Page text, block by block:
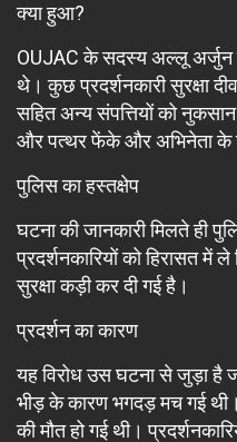
क्या हुआ?
OUJAC के सदस्य अल्लू अर्जुन
थे। कुछ प्रदर्शनकारी सुरक्षा
सहित अन्य संपत्तियों को
और पत्थर फेंके और अभिनेता के
पुलिस का हस्तक्षेप
घटना की जानकारी मिलते ही
प्रदर्शनकारियों को हिरासत में
सुरक्षा कड़ी कर दी गई है।
प्रदर्शन का कारण
यह विरोध उस घटना से जुड़ा है
भीड़ के कारण भगदड़ मच गई
की मौत हो गई थी।